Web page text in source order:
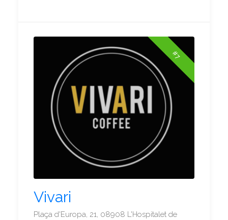
#7
Vivari
Plaça d'Europa, 21, 08908 L'Hospitalet de